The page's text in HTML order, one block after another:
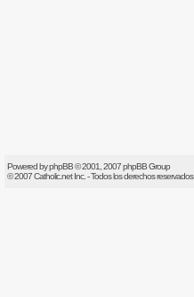
Powered byphpBB© 2001, 2007 phpBB Group
© 2007Catholic.netInc. - Todos los derechos reservados